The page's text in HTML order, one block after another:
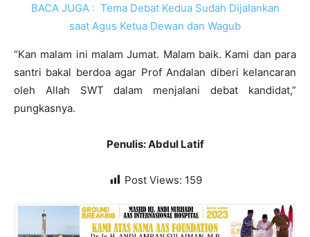
BACA JUGA : Tema Debat Kedua Sudah Dijalankan
saat Agus Ketua Dewan dan Wagub
“Kan malam ini malam Jumat. Malam baik. Kami dan para
santri bakal berdoa agar Prof Andalan diberi kelancaran
oleh Allah SWT dalam menjalani debat kandidat,”
pungkasnya.
Penulis: Abdul Latif
Post Views: 159